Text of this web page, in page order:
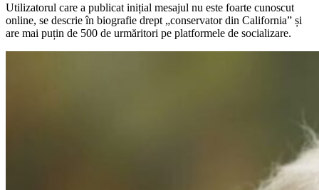
Utilizatorul care a publicat inițial mesajul nu este foarte cunoscut
online, se descrie în biografie drept „conservator din California” și
are mai puțin de 500 de urmăritori pe platformele de socializare.